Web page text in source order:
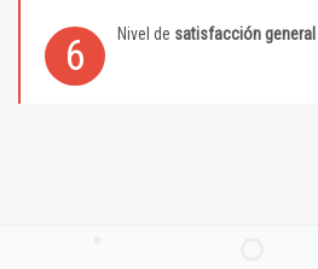
6 Nivel de satisfacción general